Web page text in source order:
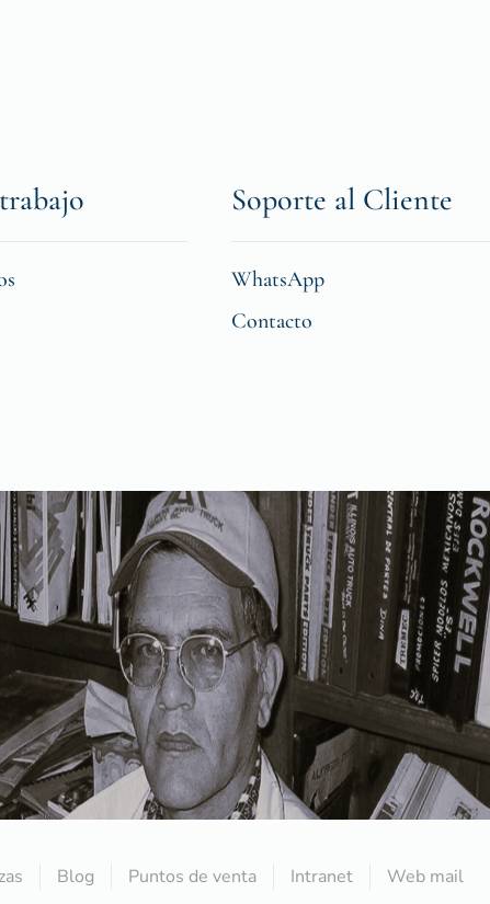
Soporte al Cliente
WhatsApp
Contacto
Blog Puntos de venta Intranet Web mail